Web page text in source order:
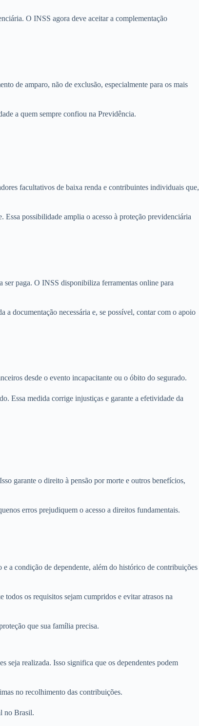
O INSS agora deve aceitar a complementação
de amparo, não de exclusão, especialmente para os mais
a quem sempre confiou na Previdência.
facultativos de baixa renda e contribuintes individuais que,
possibilidade amplia o acesso à proteção previdenciária
ser paga. O INSS disponibiliza ferramentas online para
documentação necessária e, se possível, contar com o apoio
desde o evento incapacitante ou o óbito do segurado.
Essa medida corrige injustiças e garante a efetividade da
garante o direito à pensão por morte e outros benefícios,
erros prejudiquem o acesso a direitos fundamentais.
a condição de dependente, além do histórico de contribuições
os requisitos sejam cumpridos e evitar atrasos na
que sua família precisa.
seja realizada. Isso significa que os dependentes podem
no recolhimento das contribuições.
no Brasil.